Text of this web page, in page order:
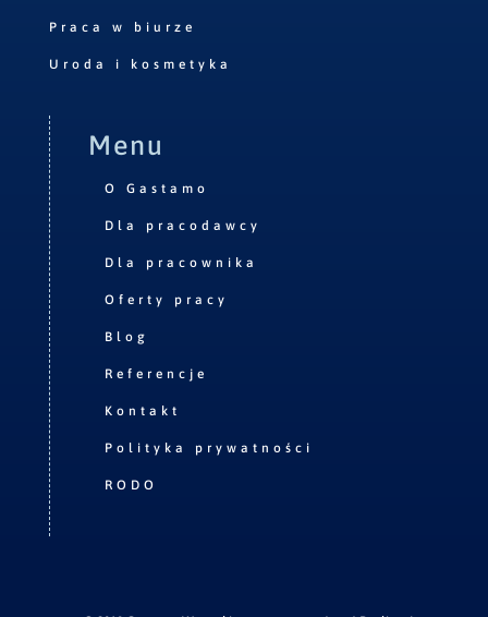
Praca w biurze
Uroda i kosmetyka
Menu
O Gastamo
Dla pracodawcy
Dla pracownika
Oferty pracy
Blog
Referencje
Kontakt
Polityka prywatności
RODO